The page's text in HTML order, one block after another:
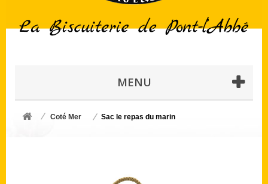
MENU
Coté Mer Sac le repas du marin